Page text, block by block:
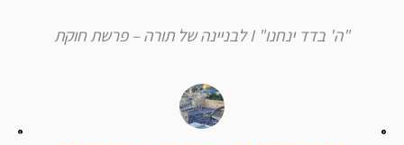
"ה' בדד ינחנו" I לבניינה של תורה – פרשת חוקת